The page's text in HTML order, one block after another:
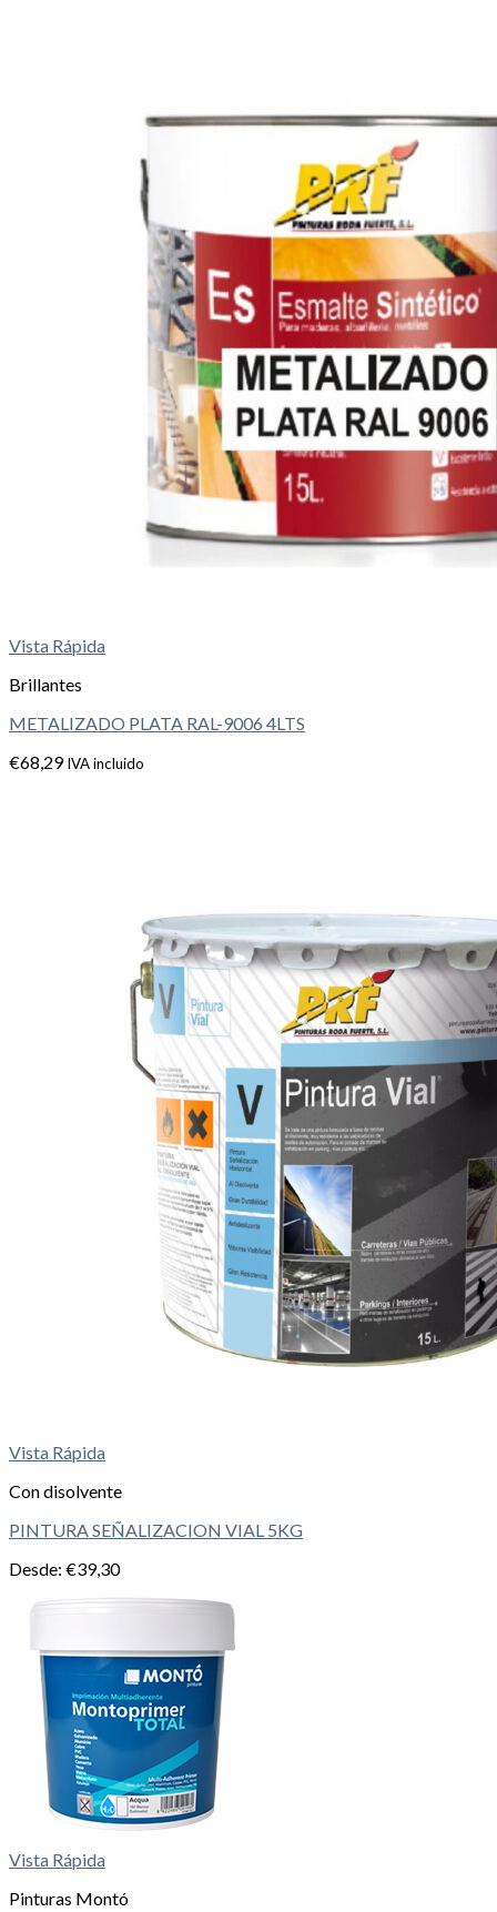
Vista Rápida
Brillantes
METALIZADO PLATA RAL-9006 4LTS
€68,29 IVA incluido
Vista Rápida
Con disolvente
PINTURA SEÑALIZACION VIAL 5KG
Desde: €39,30
Vista Rápida
Pinturas Montó